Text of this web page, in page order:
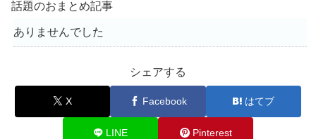
話題のおまとめ記事
ありませんでした
シェアする
X Facebook はてブ
LINE Pinterest